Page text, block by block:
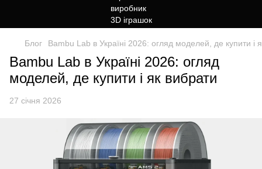
Блог Bambu Lab в Україні 2026: огляд моделей, де купити і
Bambu Lab в Україні 2026: огляд
моделей, де купити і як вибрати
27 січня 2026